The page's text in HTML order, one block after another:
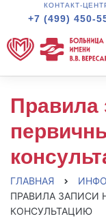
КОНТАКТ-
+7 (499) 450-
Правила
ГЛАВНАЯ
ПРАВИЛА ЗАПИСИ
КОНСУЛЬТАЦИЮ